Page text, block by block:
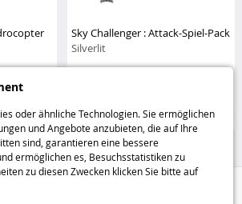
oder ähnliche Technologien. Sie ermöglichen
und Angebote anzubieten, die auf Ihre
sind, garantieren eine bessere
ermöglichen es, Besuchsstatistiken zu
zu diesen Zwecken klicken Sie bitte auf
Sky Challenger : Attack-Spiel-Pack
Silverlit
Nerf und Schießspiele